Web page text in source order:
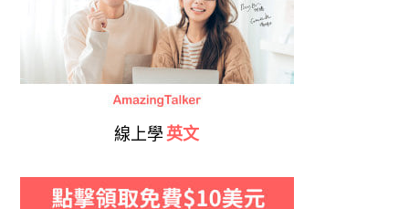
線上學 英文